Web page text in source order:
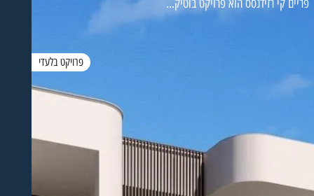
פריים קי רזידנסס הוא פרויקט בוטיק...
פרויקט בלעדי